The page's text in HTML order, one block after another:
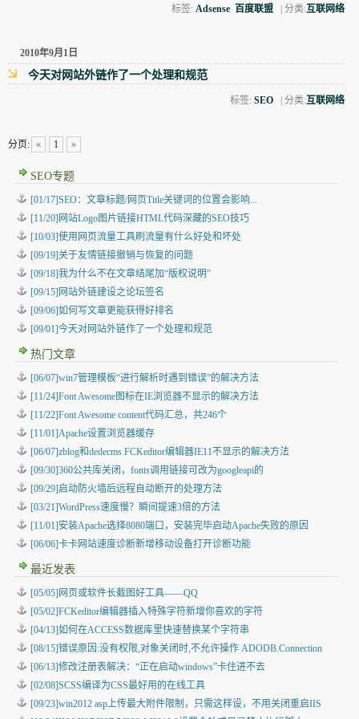
标签:Adsense 百度联盟 | 分类:互联网络
2010年9月1日
今天对网站外链作了一个处理和规范
标签:SEO | 分类:互联网络
分页: « 1 »
SEO专题
[01/17]SEO：文章标题/网页Title关键词的位置会影响...
[11/20]网站Logo图片链接HTML代码深藏的SEO技巧
[10/03]使用网页流量工具刷流量有什么好处和坏处
[09/19]关于友情链接撤销与恢复的问题
[09/18]我为什么不在文章结尾加“版权说明”
[09/15]网站外链建设之论坛签名
[09/06]如何写文章更能获得好排名
[09/01]今天对网站外链作了一个处理和规范
热门文章
[06/07]win7管理模板“进行解析时遇到错误”的解决方法
[11/24]Font Awesome图标在IE浏览器不显示的解决方法
[11/22]Font Awesome content代码汇总，共246个
[11/01]Apache设置浏览器缓存
[06/07]zblog和dedecms FCKeditor编辑器IE11不显示的解决方法
[09/30]360公共库关闭，fonts调用链接可改为googleapi的
[09/29]启动防火墙后远程自动断开的处理方法
[03/21]WordPress速度慢？瞬间提速3倍的方法
[11/01]安装Apache选择8080端口，安装完毕启动Apache失败的原因
[06/06]卡卡网站速度诊断新增移动设备打开诊断功能
最近发表
[05/05] 网页或软件长截图好工具——QQ
[05/02]FCKeditor编辑器插入特殊字符新增你喜欢的字符
[04/13]如何在ACCESS数据库里快速替换某个字符串
[08/15]错误原因:没有权限,对象关闭时,不允许操作 ADODB.Connection
[06/13]修改注册表解决：“正在启动windows”卡住进不去
[02/08]SCSS编译为CSS最好用的在线工具
[09/23]win2012 asp上传最大附件限制，只需这样设，不用关闭重启IIS